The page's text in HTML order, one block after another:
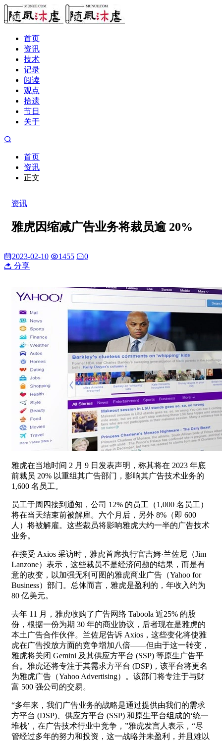
首页
资讯
技术
记录
阅读
观点
拾遗
节日
关于
首页
资讯
正文
资讯
雅虎因缩减广告业务将裁员逾 20%
2023-02-10 1455
0
分享
雅虎在当地时间 2 月 9 日发表声明，称其将在 2023 年底
前裁员 20% 以重组其广告部门，影响其广告技术业务的
1,600 名员工。
员工于周四接到通知，公司 12% 的员工（1,000 名员工）
将在当天结束前被解雇。六个月后，另外 8%（即 600
人）将被解雇。这些裁员将影响雅虎大约一半的广告技术
业务。
在接受 Axios 采访时，雅虎首席执行官吉姆·兰佐尼（Jim
Lanzone）表示，这些裁员不是经济问题的结果，而是有
意的改变，以加强无利可图的雅虎商业广告（Yahoo for
Business）部门。总体而言，雅虎是盈利的，年收入约为
80 亿美元。
去年 11 月，雅虎收购了广告网络 Taboola 近25% 的股
份，根据一份为期 30 年的商业协议，后者现在是雅虎的
本土广告合作伙伴。兰佐尼告诉 Axios，这些变化将使雅
虎在广告投放方面的竞争增加八倍——但由于这一转变，
雅虎将关闭 Gemini 及其供应方平台 (SSP) 等原生广告平
台。雅虎还将专注于其需求方平台 (DSP)，该平台将更名
为雅虎广告（Yahoo Advertising）。该部门将专注于与财
富 500 强公司的交易。
“多年来，我们广告业务的战略是通过提供由我们的需求
方平台 (DSP)、供应方平台 (SSP) 和原生平台组成的‘统一
堆栈’，在广告技术行业中竞争，”雅虎发言人表示，“尽
管经过多年的努力和投资，这一战略并未盈利，并且难以